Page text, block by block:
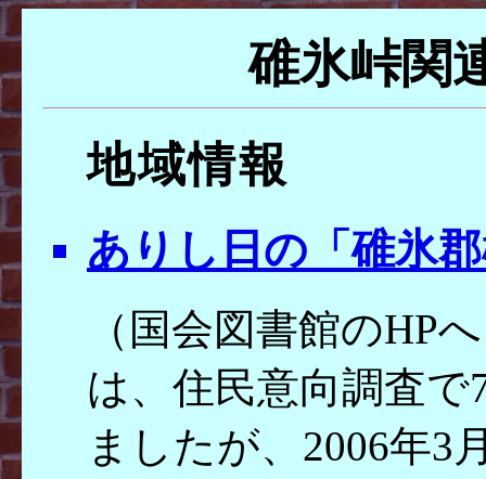
碓氷峠関
地域情報
ありし日の「碓氷
（国会図書館のHP
は、住民意向調査で
ましたが、2006年3